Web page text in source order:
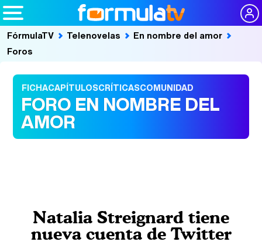
FórmulaTV Telenovelas
En nombre del amor
Foros
FICHACAPÍTULOSCRÍTICASCOMUNIDAD
FORO EN NOMBRE DEL
AMOR
Natalia Streignard tiene
nueva cuenta de Twitter